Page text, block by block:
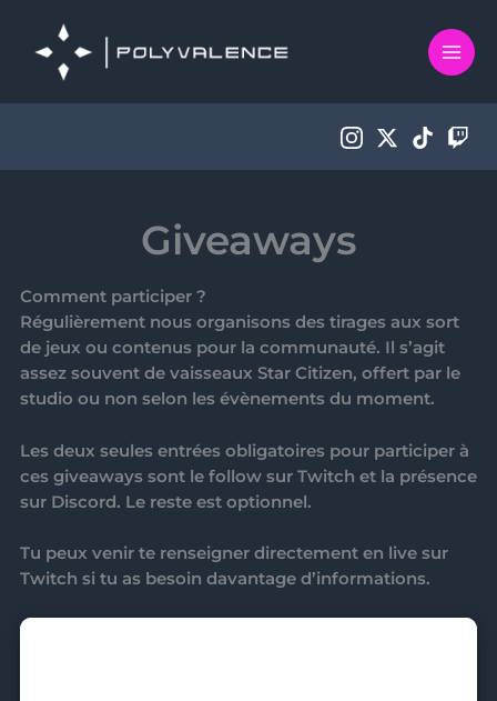
contenu
Giveaways
Comment participer ?
Régulièrement nous organisons des tirages aux sort
de jeux ou contenus pour la communauté. Il s’agit
assez souvent de vaisseaux Star Citizen, offert par le
studio ou non selon les évènements du moment.
Les deux seules entrées obligatoires pour participer à
ces giveaways sont le follow sur Twitch et la présence
sur Discord. Le reste est optionnel.
Tu peux venir te renseigner directement en live sur
Twitch si tu as besoin davantage d’informations.